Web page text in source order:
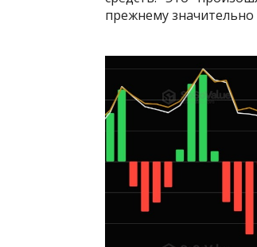
прежнему значительно